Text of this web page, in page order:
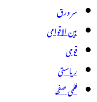
سر ورق
بین الاقوامی
قومی
ریاستی
فلمی صفحہ